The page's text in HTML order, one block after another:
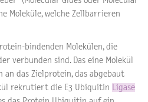
Moleküle, welche Zellbarrieren
bindenden Molekülen, die
verbunden sind. Das eine Molekül
an das Zielprotein, das abgebaut
rekrutiert die E3 Ubiquitin
Ligase